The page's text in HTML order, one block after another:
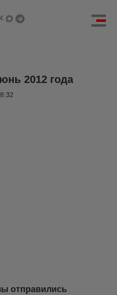
2012 года
отправились